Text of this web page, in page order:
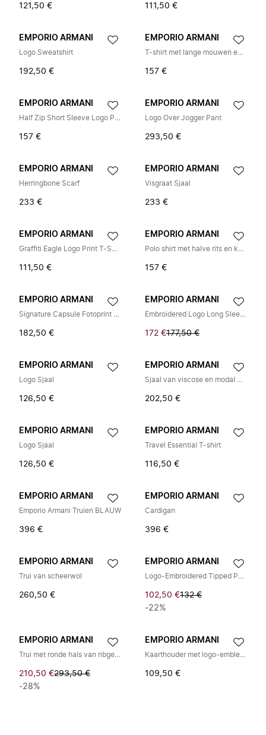
121,50 € 111,50 €
EMPORIO ARMANI
Logo Sweatshirt
192,50 €
EMPORIO ARMANI
T-shirt met lange mouwen en all-over logoprint
157 €
EMPORIO ARMANI
Half Zip Short Sleeve Logo Polo Shirt
157 €
EMPORIO ARMANI
Logo Over Jogger Pant
293,50 €
EMPORIO ARMANI
Herringbone Scarf
233 €
EMPORIO ARMANI
Visgraat Sjaal
233 €
EMPORIO ARMANI
Graffiti Eagle Logo Print T-Shirt
111,50 €
EMPORIO ARMANI
Polo shirt met halve rits en korte mouwen en logo
157 €
EMPORIO ARMANI
Signature Capsule Fotoprint T-shirt
182,50 €
EMPORIO ARMANI
Embroidered Logo Long Sleeve T-Shirt
172 €177,50 €
EMPORIO ARMANI
Logo Sjaal
126,50 €
EMPORIO ARMANI
Sjaal van viscose en modal met geometrisch patroon
202,50 €
EMPORIO ARMANI
Logo Sjaal
126,50 €
EMPORIO ARMANI
Travel Essential T-shirt
116,50 €
EMPORIO ARMANI
Emporio Armani Truien BLAUW
396 €
EMPORIO ARMANI
Cardigan
396 €
EMPORIO ARMANI
Trui van scheerwol
260,50 €
EMPORIO ARMANI
Logo-Embroidered Tipped Polo
102,50 €132 €
-22%
EMPORIO ARMANI
Trui met ronde hals van ribgebreid materiaal
210,50 €293,50 €
-28%
EMPORIO ARMANI
Kaarthouder met logo-embleem
109,50 €